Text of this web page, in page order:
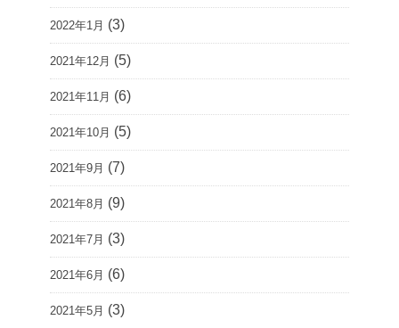
2022年1月 (3)
2021年12月 (5)
2021年11月 (6)
2021年10月 (5)
2021年9月 (7)
2021年8月 (9)
2021年7月 (3)
2021年6月 (6)
2021年5月 (3)